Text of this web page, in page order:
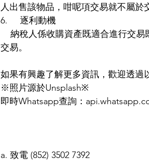
人出售該物品，咁呢項交易就不屬於
6.     逐利動機
交易。
如果有興趣了解更多資訊，歡迎透過
※照片源於Unsplash※
即時Whatsapp查詢：
a. 致電 (852) 3502 7392